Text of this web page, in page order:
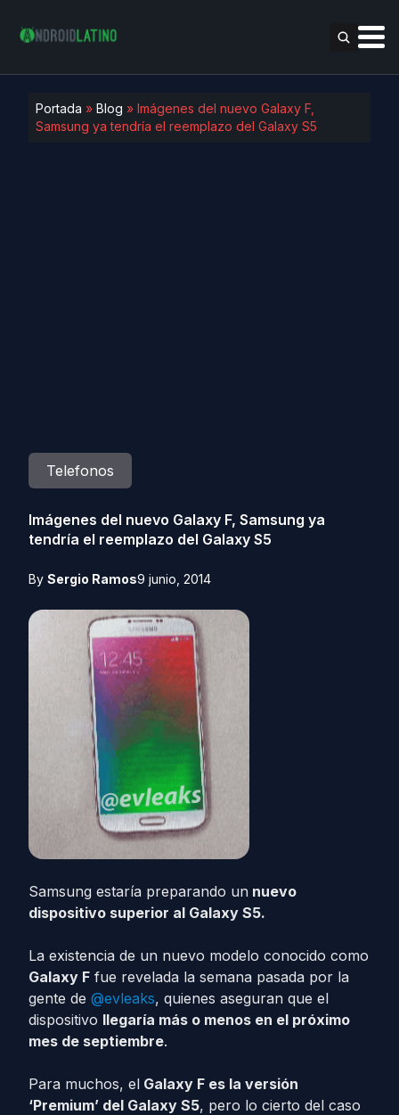
Portada » Blog » Imágenes del nuevo Galaxy F,
Samsung ya tendría el reemplazo del Galaxy S5
Telefonos
Imágenes del nuevo Galaxy F, Samsung ya
tendría el reemplazo del Galaxy S5
By Sergio Ramos9 junio, 2014
Samsung estaría preparando un nuevo
dispositivo superior al Galaxy S5.
La existencia de un nuevo modelo conocido como
Galaxy F fue revelada la semana pasada por la
gente de @evleaks, quienes aseguran que el
dispositivo llegaría más o menos en el próximo
mes de septiembre.
Para muchos, el Galaxy F es la versión
‘Premium’ del Galaxy S5, pero lo cierto del caso